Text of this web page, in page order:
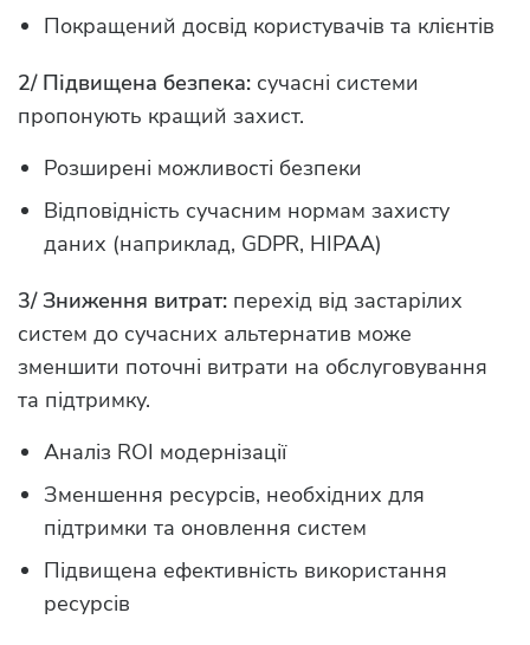
Покращений досвід користувачів та клієнтів
2/ Підвищена безпека: сучасні системи
пропонують кращий захист.
Розширені можливості безпеки
Відповідність сучасним нормам захисту
даних (наприклад, GDPR, HIPAA)
3/ Зниження витрат: перехід від застарілих
систем до сучасних альтернатив може
зменшити поточні витрати на обслуговування
та підтримку.
Аналіз ROI модернізації
Зменшення ресурсів, необхідних для
підтримки та оновлення систем
Підвищена ефективність використання
ресурсів